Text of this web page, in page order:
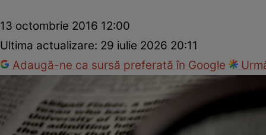
13 octombrie 2016 12:00
Ultima actualizare: 29 iulie 2026 20:11
Adaugă-ne ca sursă preferată în Google